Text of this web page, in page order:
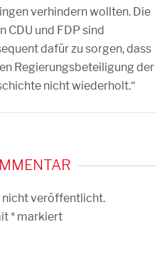
verhindern wollten. Die
CDU und FDP sind
dafür zu sorgen, dass
Regierungsbeteiligung der
nicht wiederholt.“
nicht veröffentlicht.
* markiert